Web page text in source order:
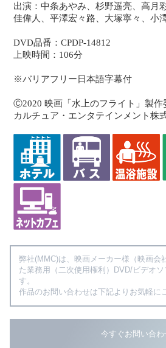
出演：中条あやみ、杉野遥亮、高月
佳偉人、平澤宏々路、大塚寧々、小
DVD品番：CPDP-14812
上映時間：106分
※バリアフリー日本語字幕付
Ⓒ2020 映画「水上のフライト」製作
カルチュア・エンタテインメント株
弊社(MMC)は、映画メーカー様（映画会
た業務用（二次使用権利）DVD/ビデオ
す。
作品のお問い合わせは下記よりお気軽に
今すぐお問い合わ